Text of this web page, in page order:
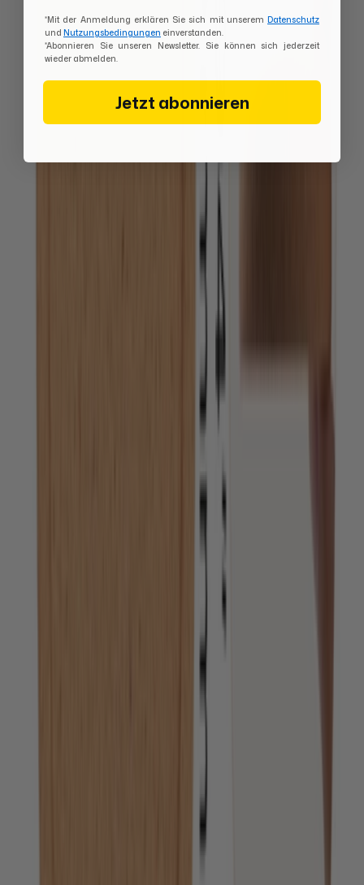
*Mit der Anmeldung erklären Sie sich mit unserem Datenschutz
und Nutzungsbedingungen einverstanden.
*Abonnieren Sie unseren Newsletter. Sie können sich jederzeit
wieder abmelden.
Jetzt abonnieren